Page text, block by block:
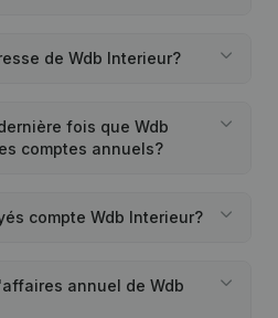
de Wdb Interieur?
fois que Wdb
comptes annuels?
compte Wdb Interieur?
annuel de Wdb